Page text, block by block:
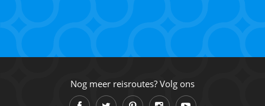
Nog meer reisroutes? Volg ons